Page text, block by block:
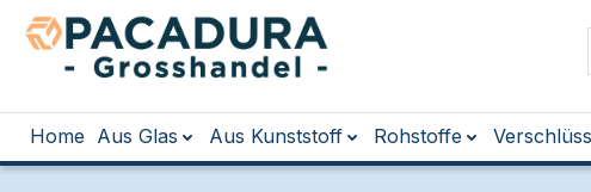
Hauptinhalt springen
Zur Suche springen
Zur Hauptnavigation springen
Home Aus Glas Aus Kunststoff Rohstoffe